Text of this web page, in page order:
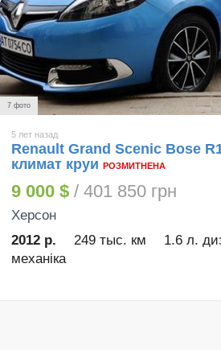
7 фото
5 лет назад
Renault Grand Scenic Bose
климат круи РОЗМИТНЕНА
9 000 $ / 401 850 грн
Херсон
2012 р.
249 тыс. км 1.6 л.
механіка